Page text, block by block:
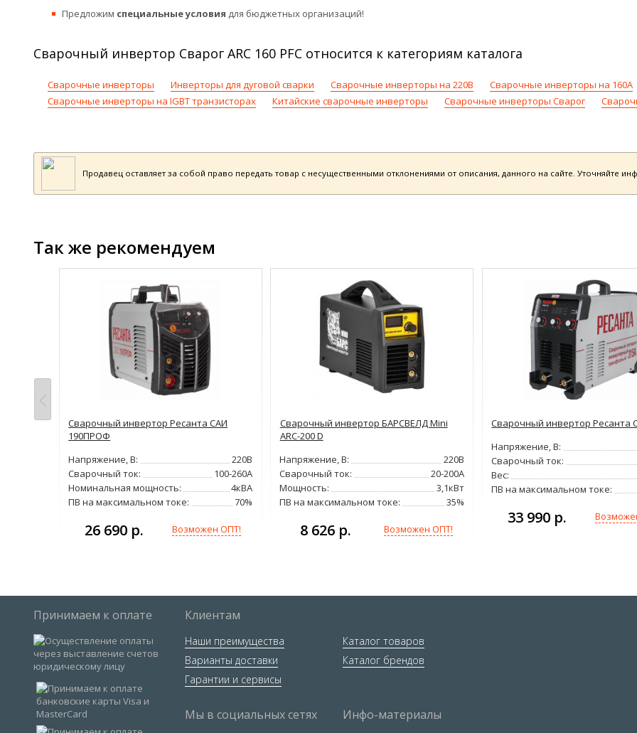
Предложим специальные условия для бюджетных организаций!
Сварочный инвертор Сварог ARC 160 PFC относится к категориям каталога
Сварочные инверторы Инверторы для дуговой сварки Сварочные инверторы на 220В Сварочные инверторы на 160А
Сварочные инверторы на IGBT транзисторах
Китайские сварочные инверторы Сварочные инверторы Сварог
Продавец оставляет за собой право передать товар с несущественными отклонениями от описания, данного на сайте. Уточняйте
Так же рекомендуем
Сварочный инвертор Ресанта САИ
190ПРОФ
Напряжение, В:
220В
Сварочный ток:
100-260А
Номинальная мощность:
4кВА
ПВ на максимальном токе:
70%
26 690 р. Возможен ОПТ!
Сварочный инвертор БАРСВЕЛД Mini
ARC-200 D
Напряжение, В:
220В
Сварочный ток:
20-200А
Мощность:
3,1кВт
ПВ на максимальном токе:
35%
8 626 р. Возможен ОПТ!
Сварочный инвертор Ресанта
Напряжение, В:
Сварочный ток:
Вес:
ПВ на максимальном токе:
33 990 р.
Принимаем к оплате Клиентам
Наши преимущества
Варианты доставки
Гарантии и сервисы
Каталог товаров
Каталог брендов
Мы в социальных сетях Инфо-материалы